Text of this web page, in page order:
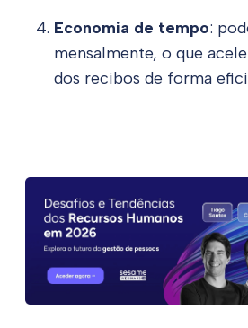
Economia de tempo:
mensalmente, o que
dos recibos de forma